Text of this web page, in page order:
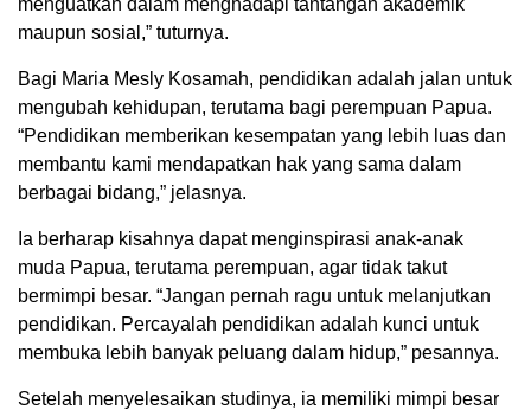
maupun sosial,” tuturnya.
Bagi Maria Mesly Kosamah, pendidikan adalah jalan untuk
mengubah kehidupan, terutama bagi perempuan Papua.
“Pendidikan memberikan kesempatan yang lebih luas dan
membantu kami mendapatkan hak yang sama dalam
berbagai bidang,” jelasnya.
Ia berharap kisahnya dapat menginspirasi anak-anak
muda Papua, terutama perempuan, agar tidak takut
bermimpi besar. “Jangan pernah ragu untuk melanjutkan
pendidikan. Percayalah pendidikan adalah kunci untuk
membuka lebih banyak peluang dalam hidup,” pesannya.
Setelah menyelesaikan studinya, ia memiliki mimpi besar